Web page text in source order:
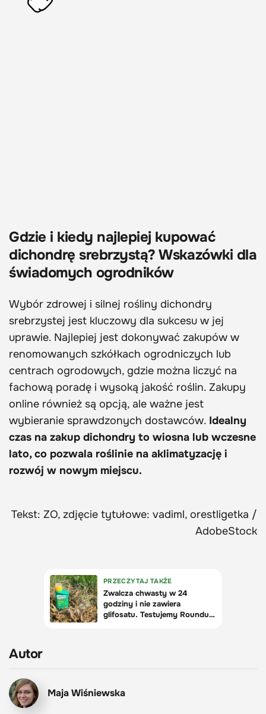
Gdzie i kiedy najlepiej kupować
dichondrę srebrzystą? Wskazówki dla
świadomych ogrodników
Wybór zdrowej i silnej rośliny dichondry
srebrzystej jest kluczowy dla sukcesu w jej
uprawie. Najlepiej jest dokonywać zakupów w
renomowanych szkółkach ogrodniczych lub
centrach ogrodowych, gdzie można liczyć na
fachową poradę i wysoką jakość roślin. Zakupy
online również są opcją, ale ważne jest
wybieranie sprawdzonych dostawców. Idealny
czas na zakup dichondry to wiosna lub wczesne
lato, co pozwala roślinie na aklimatyzację i
rozwój w nowym miejscu.
Tekst: ZO, zdjęcie tytułowe: vadiml, orestligetka /
AdobeStock
Autor
Maja Wiśniewska